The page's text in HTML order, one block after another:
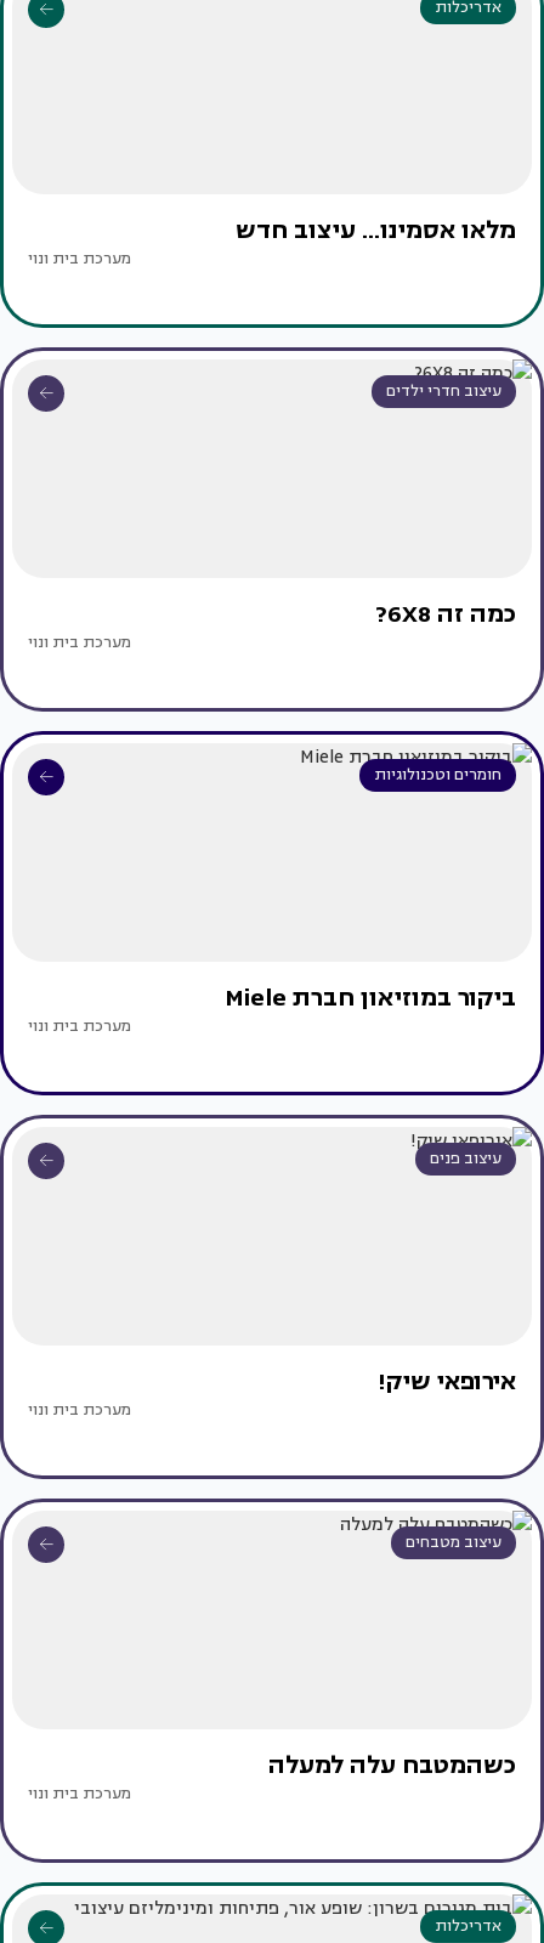
אדריכלות
מלאו אסמינו... עיצוב חדש
מערכת בית ונוי
עיצוב חדרי ילדים
כמה זה 6X8?
מערכת בית ונוי
חומרים וטכנולוגיות
ביקור במוזיאון חברת Miele
מערכת בית ונוי
עיצוב פנים
אירופאי שיק!
מערכת בית ונוי
עיצוב מטבחים
כשהמטבח עלה למעלה
מערכת בית ונוי
אדריכלות